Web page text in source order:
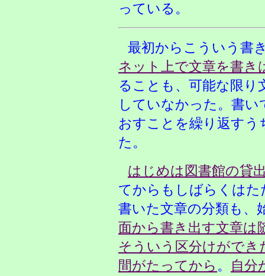
っている。
最初からこういう書
ネット上で文章を書き
ることも、可能な限り
していなかった。書
おすことを繰り返すう
た。
はじめは図書館の貸
てからもしばらくは
書いた文章の分類も、
面から書き出す文章は
そういう区分けがで
間がたってから 。
自分